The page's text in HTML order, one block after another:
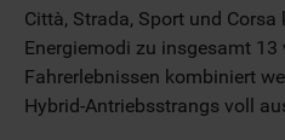
Città, Strada, Sport und
Energiemodi zu insgesamt 13
Fahrerlebnissen kombiniert
Hybrid-Antriebsstrangs voll